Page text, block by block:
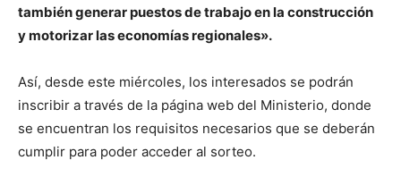
también generar puestos de trabajo en la construcción
y motorizar las economías regionales».
Así, desde este miércoles, los interesados se podrán
inscribir a través de la página web del Ministerio, donde
se encuentran los requisitos necesarios que se deberán
cumplir para poder acceder al sorteo.